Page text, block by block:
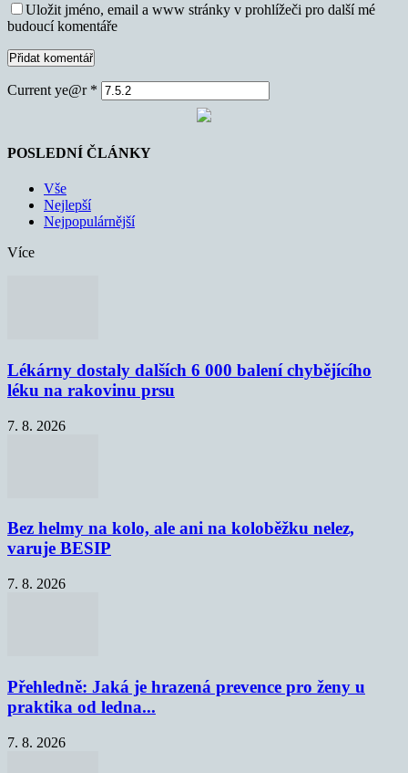
Uložit jméno, email a www stránky v prohlížeči pro další mé
budoucí komentáře
Current ye@r *
POSLEDNÍ ČLÁNKY
Vše
Nejlepší
Nejpopulárnější
Více
Lékárny dostaly dalších 6 000 balení chybějícího
léku na rakovinu prsu
7. 8. 2026
Bez helmy na kolo, ale ani na koloběžku nelez,
varuje BESIP
7. 8. 2026
Přehledně: Jaká je hrazená prevence pro ženy u
praktika od ledna...
7. 8. 2026